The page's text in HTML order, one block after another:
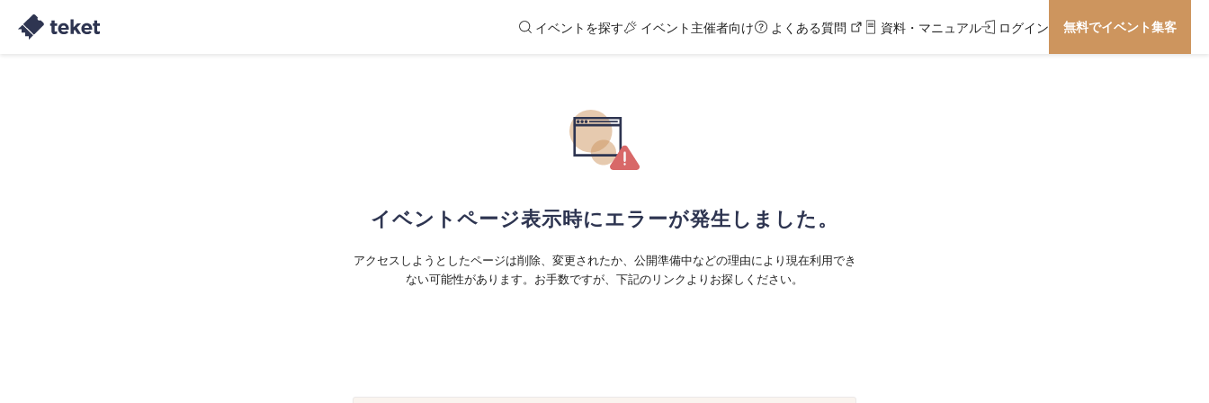
イベントを探す イベント主催者向け よくある質問 資料・マニュアル ログイン 無料でイベント集客
イベントページ表示時にエラーが発生しました。
アクセスしようとしたページは削除、変更されたか、公開準備中などの理由により現在利用でき
ない可能性があります。お手数ですが、下記のリンクよりお探しください。